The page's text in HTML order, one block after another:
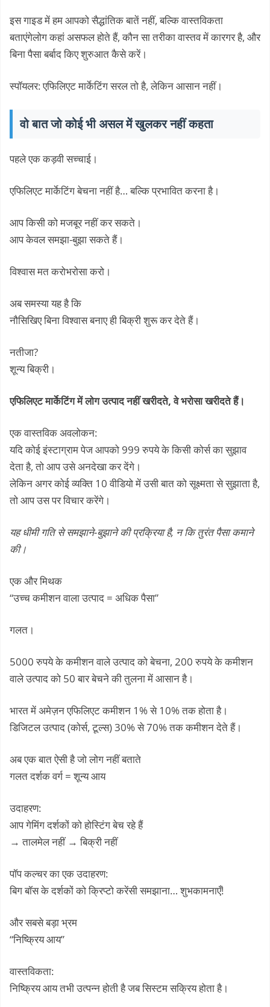
इस गाइड में हम आपको सैद्धांतिक बातें नहीं, बल्कि वास्तविकता
बताएंगेलोग कहां असफल होते हैं, कौन सा तरीका वास्तव में कारगर है, और
बिना पैसा बर्बाद किए शुरुआत कैसे करें।
स्पॉयलर: एफिलिएट मार्केटिंग सरल तो है, लेकिन आसान नहीं।
वो बात जो कोई भी असल में खुलकर नहीं कहता
पहले एक कड़वी सच्चाई।
एफिलिएट मार्केटिंग बेचना नहीं है… बल्कि प्रभावित करना है।
आप किसी को मजबूर नहीं कर सकते।
आप केवल समझा-बुझा सकते हैं।
विश्वास मत करोभरोसा करो।
अब समस्या यह है कि
नौसिखिए बिना विश्वास बनाए ही बिक्री शुरू कर देते हैं।
नतीजा?
शून्य बिक्री।
एफिलिएट मार्केटिंग में लोग उत्पाद नहीं खरीदते, वे भरोसा खरीदते हैं।
एक वास्तविक अवलोकन:
यदि कोई इंस्टाग्राम पेज आपको 999 रुपये के किसी कोर्स का सुझाव
देता है, तो आप उसे अनदेखा कर देंगे।
लेकिन अगर कोई व्यक्ति 10 वीडियो में उसी बात को सूक्ष्मता से सुझाता है,
तो आप उस पर विचार करेंगे।
यह धीमी गति से समझाने-बुझाने की प्रक्रिया है, न कि तुरंत पैसा कमाने
की।
एक और मिथक
“उच्च कमीशन वाला उत्पाद = अधिक पैसा”
गलत।
5000 रुपये के कमीशन वाले उत्पाद को बेचना, 200 रुपये के कमीशन
वाले उत्पाद को 50 बार बेचने की तुलना में आसान है।
भारत में अमेज़न एफिलिएट कमीशन 1% से 10% तक होता है।
डिजिटल उत्पाद (कोर्स, टूल्स) 30% से 70% तक कमीशन देते हैं।
अब एक बात ऐसी है जो लोग नहीं बताते
गलत दर्शक वर्ग = शून्य आय
उदाहरण:
आप गेमिंग दर्शकों को होस्टिंग बेच रहे हैं
→ तालमेल नहीं → बिक्री नहीं
पॉप कल्चर का एक उदाहरण:
बिग बॉस के दर्शकों को क्रिप्टो करेंसी समझाना… शुभकामनाएँ!
और सबसे बड़ा भ्रम
“निष्क्रिय आय”
वास्तविकता:
निष्क्रिय आय तभी उत्पन्न होती है जब सिस्टम सक्रिय होता है।